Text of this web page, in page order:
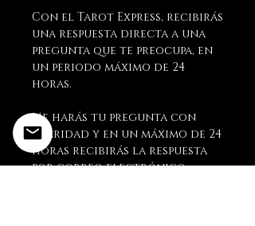
Con el Tarot Express, recibirás
una respuesta directa a una
pregunta que te preocupa, en
un periodo máximo de 24
horas.
Me harás tu pregunta con
claridad y en un máximo de 24
horas recibirás la respuesta
por correo electrónico,